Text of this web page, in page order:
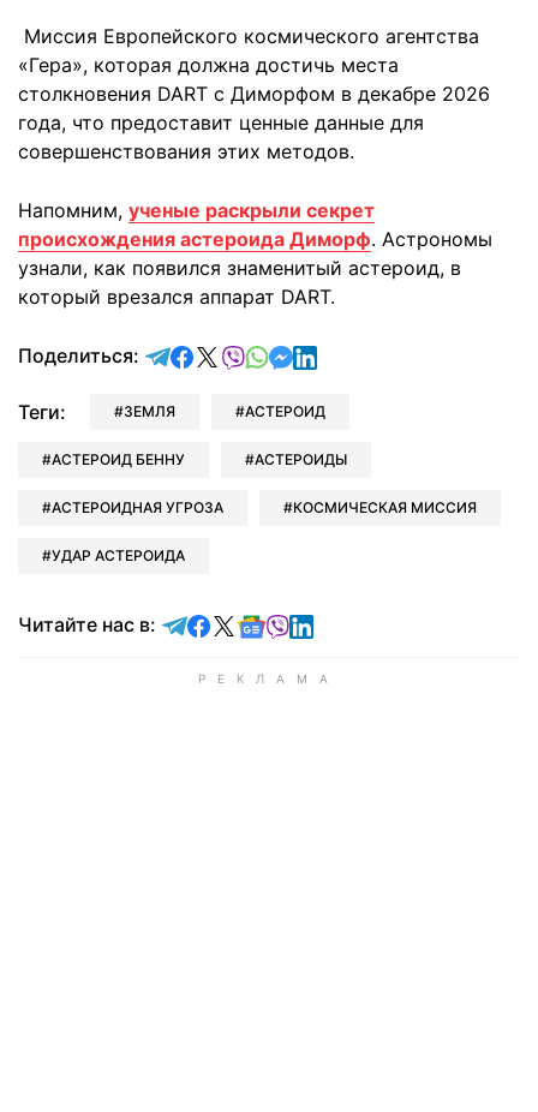
Миссия Европейского космического агентства
«Гера», которая должна достичь места
столкновения DART с Диморфом в декабре 2026
года, что предоставит ценные данные для
совершенствования этих методов.
Напомним, ученые раскрыли секрет
происхождения астероида Диморф. Астрономы
узнали, как появился знаменитый астероид, в
который врезался аппарат DART.
Поделиться: отправить в Telegram
поделиться в Facebook
поделиться в X
отправить в Viber
отправить в Whatsapp
отправить в Messenger
отправить в LinkedIn
Теги: ЗЕМЛЯ АСТЕРОИД
АСТЕРОИД БЕННУ АСТЕРОИДЫ
АСТЕРОИДНАЯ УГРОЗА КОСМИЧЕСКАЯ МИССИЯ
УДАР АСТЕРОИДА
Читайте нас в: Читайте в Telegram
Читайте в Facebook
Читайте в X
Читайте в Google news
Читайте в Viber
Читайте в LinkedIn